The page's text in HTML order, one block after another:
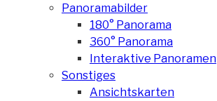
Panoramabilder
180° Panorama
360° Panorama
Interaktive Panoramen
Sonstiges
Ansichtskarten